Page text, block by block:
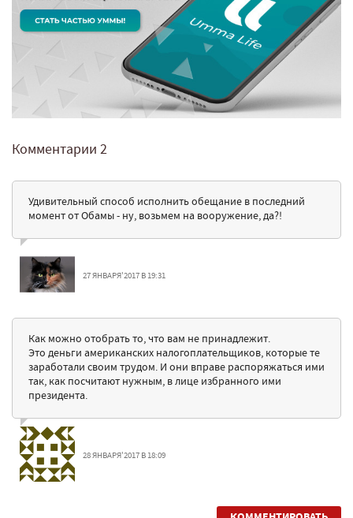
Комментарии 2
Удивительный способ исполнить обещание в последний
момент от Обамы - ну, возьмем на вооружение, да?!
27 ЯНВАРЯ'2017 В 19:31
Как можно отобрать то, что вам не принадлежит.
Это деньги американских налогоплательщиков, которые те
заработали своим трудом. И они вправе распоряжаться ими
так, как посчитают нужным, в лице избранного ими
президента.
28 ЯНВАРЯ'2017 В 18:09